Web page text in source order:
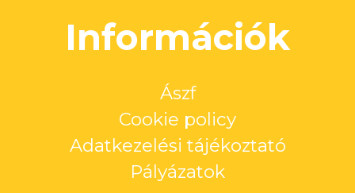
Információk
Ászf
Cookie policy
Adatkezelési tájékoztató
Pályázatok